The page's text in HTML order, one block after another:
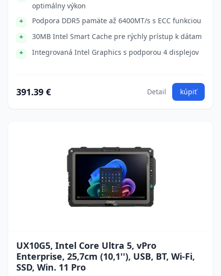
optimálny výkon
Podpora DDR5 pamäte až 6400MT/s s ECC funkciou
30MB Intel Smart Cache pre rýchly prístup k dátam
Integrovaná Intel Graphics s podporou 4 displejov
391.39 € Detail kúpiť
UX10G5, Intel Core Ultra 5, vPro
Enterprise, 25,7cm (10,1''), USB, BT, Wi-Fi,
SSD, Win. 11 Pro